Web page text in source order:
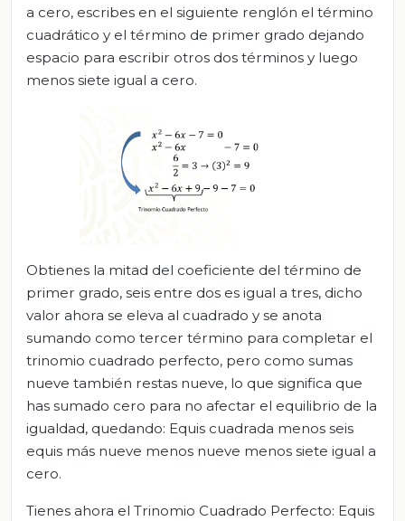
a cero, escribes en el siguiente renglón el término
cuadrático y el término de primer grado dejando
espacio para escribir otros dos términos y luego
menos siete igual a cero.
Obtienes la mitad del coeficiente del término de
primer grado, seis entre dos es igual a tres, dicho
valor ahora se eleva al cuadrado y se anota
sumando como tercer término para completar el
trinomio cuadrado perfecto, pero como sumas
nueve también restas nueve, lo que significa que
has sumado cero para no afectar el equilibrio de la
igualdad, quedando: Equis cuadrada menos seis
equis más nueve menos nueve menos siete igual a
cero.
Tienes ahora el Trinomio Cuadrado Perfecto: Equis